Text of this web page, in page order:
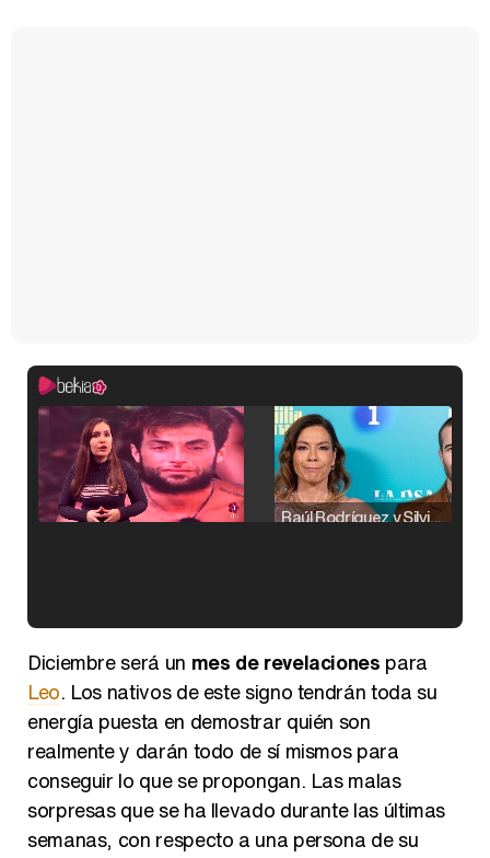
Raúl Rodríguez y Silvia Taulés nos cuentan su papel en 'La familia de la tele'
Diciembre será un mes de revelaciones para
Leo. Los nativos de este signo tendrán toda su
energía puesta en demostrar quién son
realmente y darán todo de sí mismos para
conseguir lo que se propongan. Las malas
sorpresas que se ha llevado durante las últimas
semanas, con respecto a una persona de su